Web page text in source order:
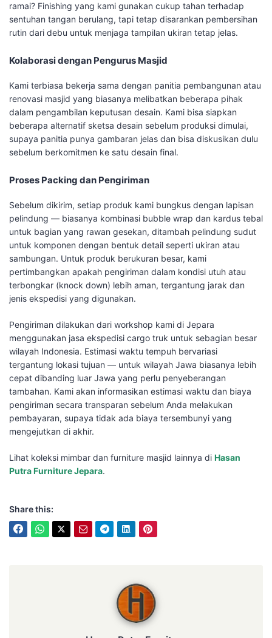
ramai? Finishing yang kami gunakan cukup tahan terhadap
sentuhan tangan berulang, tapi tetap disarankan pembersihan
rutin dari debu untuk menjaga tampilan ukiran tetap jelas.
Kolaborasi dengan Pengurus Masjid
Kami terbiasa bekerja sama dengan panitia pembangunan atau
renovasi masjid yang biasanya melibatkan beberapa pihak
dalam pengambilan keputusan desain. Kami bisa siapkan
beberapa alternatif sketsa desain sebelum produksi dimulai,
supaya panitia punya gambaran jelas dan bisa diskusikan dulu
sebelum berkomitmen ke satu desain final.
Proses Packing dan Pengiriman
Sebelum dikirim, setiap produk kami bungkus dengan lapisan
pelindung — biasanya kombinasi bubble wrap dan kardus tebal
untuk bagian yang rawan gesekan, ditambah pelindung sudut
untuk komponen dengan bentuk detail seperti ukiran atau
sambungan. Untuk produk berukuran besar, kami
pertimbangkan apakah pengiriman dalam kondisi utuh atau
terbongkar (knock down) lebih aman, tergantung jarak dan
jenis ekspedisi yang digunakan.
Pengiriman dilakukan dari workshop kami di Jepara
menggunakan jasa ekspedisi cargo truk untuk sebagian besar
wilayah Indonesia. Estimasi waktu tempuh bervariasi
tergantung lokasi tujuan — untuk wilayah Jawa biasanya lebih
cepat dibanding luar Jawa yang perlu penyeberangan
tambahan. Kami akan informasikan estimasi waktu dan biaya
pengiriman secara transparan sebelum Anda melakukan
pembayaran, supaya tidak ada biaya tersembunyi yang
mengejutkan di akhir.
Lihat koleksi mimbar dan furniture masjid lainnya di Hasan
Putra Furniture Jepara.
Share this: